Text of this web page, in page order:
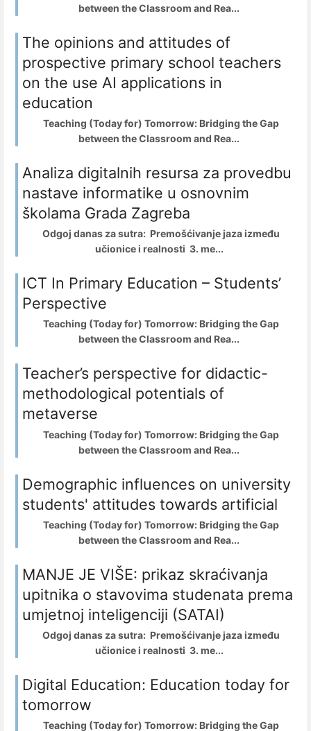
between the Classroom and Rea...
The opinions and attitudes of
prospective primary school teachers
on the use AI applications in
education
Teaching (Today for) Tomorrow: Bridging the Gap
between the Classroom and Rea...
Analiza digitalnih resursa za provedbu
nastave informatike u osnovnim
školama Grada Zagreba
Odgoj danas za sutra: Premošćivanje jaza između
učionice i realnosti 3. me...
ICT In Primary Education – Students’
Perspective
Teaching (Today for) Tomorrow: Bridging the Gap
between the Classroom and Rea...
Teacher’s perspective for didactic-
methodological potentials of
metaverse
Teaching (Today for) Tomorrow: Bridging the Gap
between the Classroom and Rea...
Demographic influences on university
students' attitudes towards artificial
Teaching (Today for) Tomorrow: Bridging the Gap
between the Classroom and Rea...
MANJE JE VIŠE: prikaz skraćivanja
upitnika o stavovima studenata prema
umjetnoj inteligenciji (SATAI)
Odgoj danas za sutra: Premošćivanje jaza između
učionice i realnosti 3. me...
Digital Education: Education today for
tomorrow
Teaching (Today for) Tomorrow: Bridging the Gap